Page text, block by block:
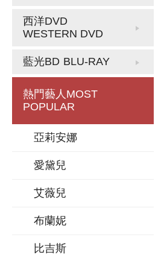
西洋DVD
WESTERN DVD
藍光BD BLU-RAY
熱門藝人 MOST
POPULAR
亞莉安娜
愛黛兒
艾薇兒
布蘭妮
比吉斯